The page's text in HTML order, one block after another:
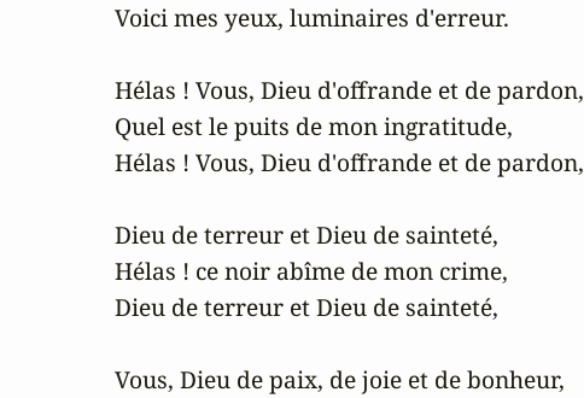
Voici mes yeux, luminaires d'erreur.
Hélas ! Vous, Dieu d'offrande et de pardon,
Quel est le puits de mon ingratitude,
Hélas ! Vous, Dieu d'offrande et de pardon,
Dieu de terreur et Dieu de sainteté,
Hélas ! ce noir abîme de mon crime,
Dieu de terreur et Dieu de sainteté,
Vous, Dieu de paix, de joie et de bonheur,